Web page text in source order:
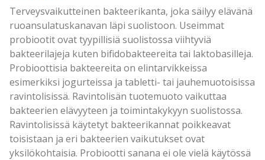
Terveysvaikutteinen bakteerikanta, joka säilyy elävänä
ruoansulatuskanavan läpi suolistoon. Useimmat
probiootit ovat tyypillisiä suolistossa viihtyviä
bakteerilajeja kuten bifidobakteereita tai laktobasilleja.
Probioottisia bakteereita on elintarvikkeissa
esimerkiksi jogurteissa ja tabletti- tai jauhemuotoisissa
ravintolisissä. Ravintolisän tuotemuoto vaikuttaa
bakteerien elävyyteen ja toimintakykyyn suolistossa.
Ravintolisissä käytetyt bakteerikannat poikkeavat
toisistaan ja eri bakteerien vaikutukset ovat
yksilökohtaisia. Probiootti sanana ei ole vielä käytössä